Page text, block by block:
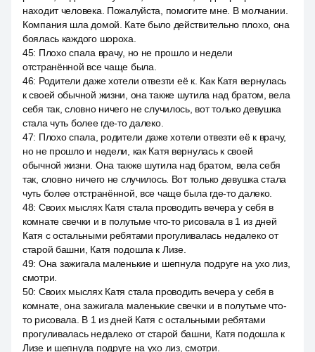
находит человека. Пожалуйста, помогите мне. В молчании.
Компания шла домой. Кате было действительно плохо, она
боялась каждого шороха.
45: Плохо спала врачу, но не прошло и недели
отстранённой все чаще была.
46: Родители даже хотели отвезти её к. Как Катя вернулась
к своей обычной жизни, она также шутила над братом, вела
себя так, словно ничего не случилось, вот только девушка
стала чуть более где-то далеко.
47: Плохо спала, родители даже хотели отвезти её к врачу,
но не прошло и недели, как Катя вернулась к своей
обычной жизни. Она также шутила над братом, вела себя
так, словно ничего не случилось. Вот только девушка стала
чуть более отстранённой, все чаще была где-то далеко.
48: Своих мыслях Катя стала проводить вечера у себя в
комнате свечки и в полутьме что-то рисовала в 1 из дней
Катя с остальными ребятами прогуливалась недалеко от
старой башни, Катя подошла к Лизе.
49: Она зажигала маленькие и шепнула подруге на ухо лиз,
смотри.
50: Своих мыслях Катя стала проводить вечера у себя в
комнате, она зажигала маленькие свечки и в полутьме что-
то рисовала. В 1 из дней Катя с остальными ребятами
прогуливалась недалеко от старой башни, Катя подошла к
Лизе и шепнула подруге на ухо лиз, смотри.